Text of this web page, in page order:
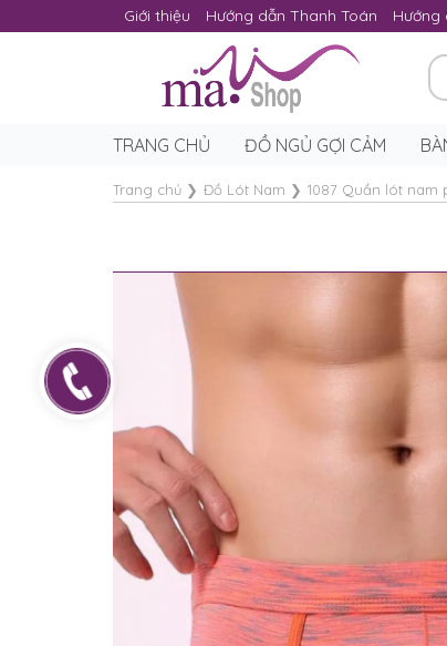
Giới thiệu Hướng dẫn Thanh Toán Hướng
TRANG CHỦ ĐỒ NGỦ GỢI CẢM
Trang chủ ❯ Đồ Lót Nam ❯ 1087 Quần lót nam